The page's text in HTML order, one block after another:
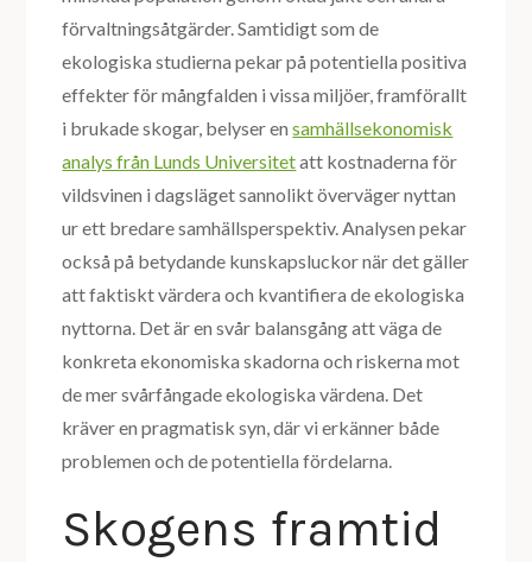
förvaltningsåtgärder. Samtidigt som de
ekologiska studierna pekar på potentiella positiva
effekter för mångfalden i vissa miljöer, framförallt
i brukade skogar, belyser ensamhällsekonomisk
analys från Lunds Universitetatt kostnaderna för
vildsvinen i dagsläget sannolikt överväger nyttan
ur ett bredare samhällsperspektiv. Analysen pekar
också på betydande kunskapsluckor när det gäller
att faktiskt värdera och kvantifiera de ekologiska
nyttorna. Det är en svår balansgång att väga de
konkreta ekonomiska skadorna och riskerna mot
de mer svårfångade ekologiska värdena. Det
kräver en pragmatisk syn, där vi erkänner både
problemen och de potentiella fördelarna.
Skogens framtid